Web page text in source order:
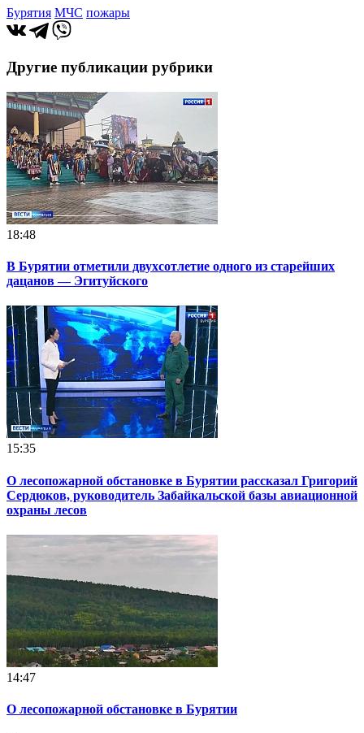
Бурятия МЧС пожары
Другие публикации рубрики
18:48
В Бурятии отметили двухсотлетие одного из старейших
дацанов — Эгитуйского
15:35
О лесопожарной обстановке в Бурятии рассказал Григорий
Сердюков, руководитель Забайкальской базы авиационной
охраны лесов
14:47
О лесопожарной обстановке в Бурятии